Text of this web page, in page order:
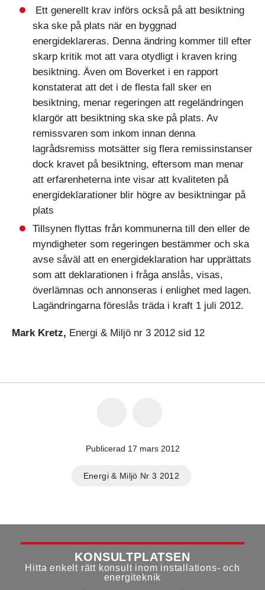
Ett generellt krav införs också på att besiktning
ska ske på plats när en byggnad
energideklareras. Denna ändring kommer till efter
skarp kritik mot att vara otydligt i kraven kring
besiktning. Även om Boverket i en rapport
konstaterat att det i de flesta fall sker en
besiktning, menar regeringen att regeländringen
klargör att besiktning ska ske på plats. Av
remissvaren som inkom innan denna
lagrådsremiss motsätter sig flera remissinstanser
dock kravet på besiktning, eftersom man menar
att erfarenheterna inte visar att kvaliteten på
energideklarationer blir högre av besiktningar på
plats
Tillsynen flyttas från kommunerna till den eller de
myndigheter som regeringen bestämmer och ska
avse såväl att en energideklaration har upprättats
som att deklarationen i fråga anslås, visas,
överlämnas och annonseras i enlighet med lagen.
Lagändringarna föreslås träda i kraft 1 juli 2012.
Mark Kretz, Energi & Miljö nr 3 2012 sid 12
Publicerad 17 mars 2012
Energi & Miljö Nr 3 2012
KONSULTPLATSEN
Hitta enkelt rätt konsult inom installations- och
energiteknik